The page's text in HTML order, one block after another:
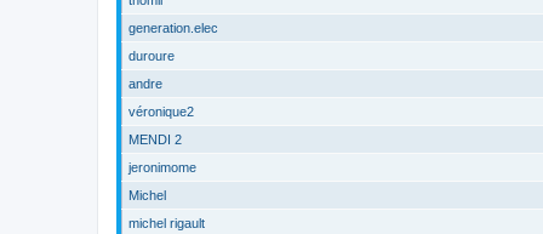
generation.elec
duroure
andre
véronique2
MENDI 2
jeronimome
Michel
michel rigault